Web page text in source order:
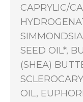
CAPRYLIC/
SEED OIL*,
(SHEA)
OIL,